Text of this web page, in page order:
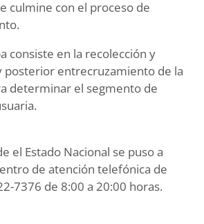
culmine con el proceso de
consiste en la recolección y
posterior entrecruzamiento de la
determinar el segmento de
el Estado Nacional se puso a
de atención telefónica de
7376 de 8:00 a 20:00 horas.